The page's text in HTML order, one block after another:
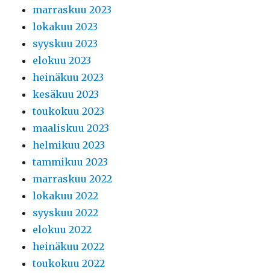
marraskuu 2023
lokakuu 2023
syyskuu 2023
elokuu 2023
heinäkuu 2023
kesäkuu 2023
toukokuu 2023
maaliskuu 2023
helmikuu 2023
tammikuu 2023
marraskuu 2022
lokakuu 2022
syyskuu 2022
elokuu 2022
heinäkuu 2022
toukokuu 2022